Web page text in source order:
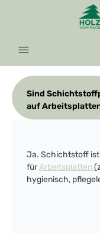
Zum Hauptinhalt
Sind
auf
Ja. Schichtstoff ist
fürArbeitsplatten
hygienisch,